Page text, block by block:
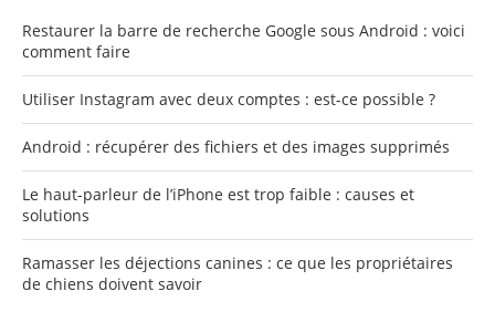
Restaurer la barre de recherche Google sous Android : voici
comment faire
Utiliser Instagram avec deux comptes : est-ce possible ?
Android : récupérer des fichiers et des images supprimés
Le haut-parleur de l’iPhone est trop faible : causes et
solutions
Ramasser les déjections canines : ce que les propriétaires
de chiens doivent savoir